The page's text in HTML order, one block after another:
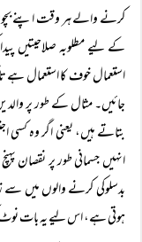
کرنے والے ہر وقت اپنے
کے لیے مطلوبہ صلاحیتیں
استعمال خوف کا استعمال ہے
جائیں۔ مثال کے طور پر
بتاتے ہیں، یعنی اگر وہ
انہیں جسمانی طور پر نقصان
بدسلوکی کرنے والوں میں سے
ہوتی ہے، اس لیے یہ بات نوٹ